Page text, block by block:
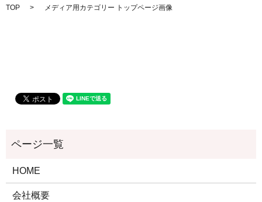
TOP メディア用カテゴリー トップページ画像
HOME
会社概要